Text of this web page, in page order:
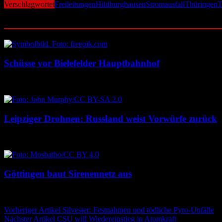
VerschlagwortetFreileitungenHildburghausenStromausfallThüringen
Schüsse vor Bielefelder Hauptbahnhof
Leipziger Drohnen: Russland weist Vorwürfe zurück
Göttingen baut Sirenennetz aus
Beitragsnavigation
Vorheriger Artikel Silvester: Festnahmen und tödliche Pyro-Unfälle
Nächster Artikel CSU will Wiedereinstieg in Atomkraft